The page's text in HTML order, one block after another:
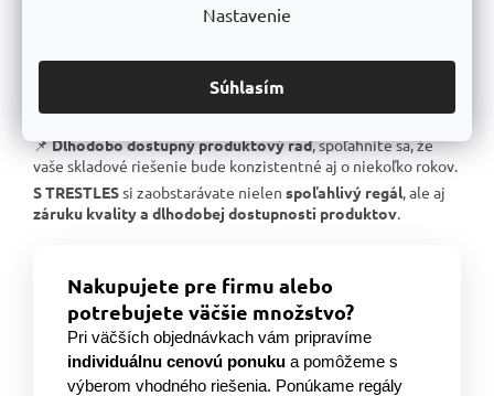
Nastavenie
Súhlasím
prispôsobenie výšky políc.
spracovanie za férovú cenu.
Podpora českej výroby, investujeme do lokálnej
produkcie a technologického pokroku.
📌Dlhodobo dostupný produktový rad, spoľahnite sa, že
vaše skladové riešenie bude konzistentné aj o niekoľko rokov.
S TRESTLESsi zaobstarávate nielen spoľahlivý regál , ale aj
záruku kvality a dlhodobej dostupnosti produktov
Nakupujete pre firmu alebo
potrebujete väčšie množstvo?
Pri väčších objednávkach vám pripravíme
individuálnu cenovú ponuku a pomôžeme s
výberom vhodného riešenia. Ponúkame regály